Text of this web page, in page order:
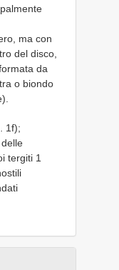
ma con
del disco,
da
o biondo
1f);
tergiti 1